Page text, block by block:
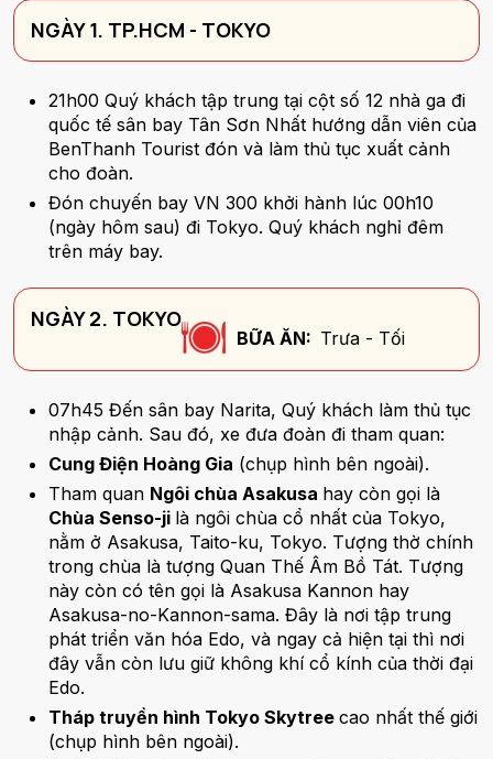
NGÀY 1. TP.HCM - TOKYO
21h00 Quý khách tập trung tại cột số 12 nhà ga đi
quốc tế sân bay Tân Sơn Nhất hướng dẫn viên của
BenThanh Tourist đón và làm thủ tục xuất cảnh
cho đoàn.
Đón chuyến bay VN 300 khởi hành lúc 00h10
(ngày hôm sau) đi Tokyo. Quý khách nghỉ đêm
trên máy bay.
NGÀY 2. TOKYO
BỮA ĂN: Trưa - Tối
07h45 Đến sân bay Narita, Quý khách làm thủ tục
nhập cảnh. Sau đó, xe đưa đoàn đi tham quan:
Cung Điện Hoàng Gia (chụp hình bên ngoài).
Tham quan Ngôi chùa Asakusa hay còn gọi là
Chùa Senso-ji là ngôi chùa cổ nhất của Tokyo,
nằm ở Asakusa, Taito-ku, Tokyo. Tượng thờ chính
trong chùa là tượng Quan Thế Âm Bồ Tát. Tượng
này còn có tên gọi là Asakusa Kannon hay
Asakusa-no-Kannon-sama. Đây là nơi tập trung
phát triển văn hóa Edo, và ngay cả hiện tại thì nơi
đây vẫn còn lưu giữ không khí cổ kính của thời đại
Edo.
Tháp truyền hình Tokyo Skytree cao nhất thế giới
(chụp hình bên ngoài).